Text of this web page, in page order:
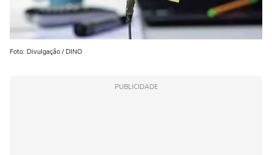
Foto: Divulgação / DINO
PUBLICIDADE